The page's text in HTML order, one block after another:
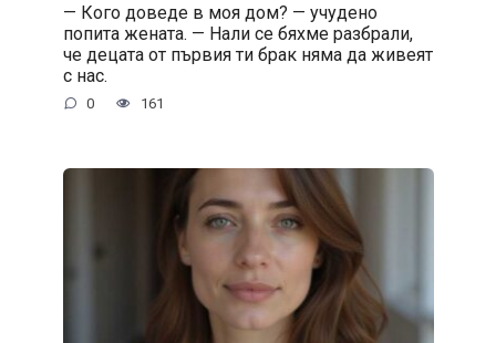
— Кого доведе в моя дом? — учудено
попита жената. — Нали се бяхме разбрали,
че децата от първия ти брак няма да живеят
с нас.
0 161